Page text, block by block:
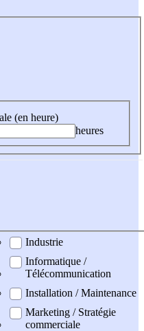
(en heure)
heures
Industrie
Informatique /
Télécommunication
Installation / Maintenance
Marketing / Stratégie
commerciale